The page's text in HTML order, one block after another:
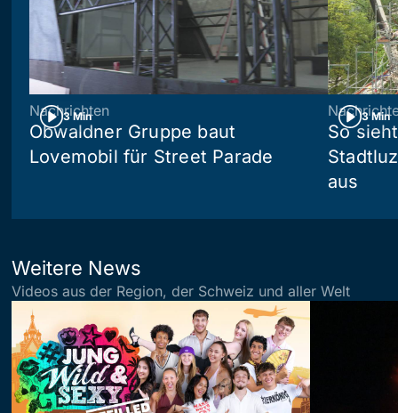
3 Min
Nachrichten
Obwaldner Gruppe baut
Lovemobil für Street Parade
3 Min
So
aus
Weitere News
Videos aus der Region, der Schweiz und aller Welt